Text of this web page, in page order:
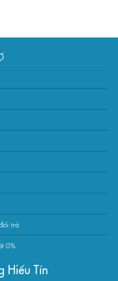
trả
0%
Hiếu Tín